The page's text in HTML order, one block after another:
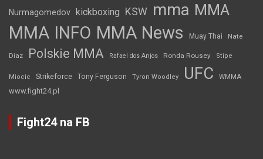
Nurmagomedov kickboxing KSW mma MMA
MMA INFO MMA News Muay Thai Nate
Diaz Polskie MMA Rafael dos Anjos Ronda Rousey Stipe
Miocic Strikeforce Tony Ferguson Tyron Woodley UFC WMMA
www.fight24.pl
Fight24 na FB